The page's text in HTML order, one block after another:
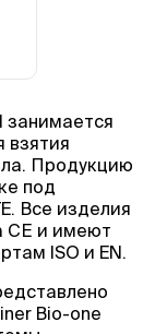
занимается
взятия
Продукцию
под
Все изделия
СЕ и имеют
ISO и EN.
Bio-one